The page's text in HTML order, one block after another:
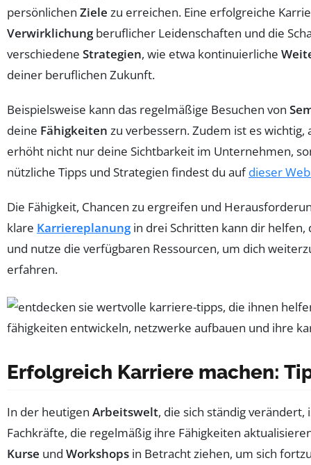
persönlichen Ziele zu erreichen. Eine erfolgreiche
Verwirklichungberuflicher Leidenschaften und die
verschiedene Strategien, wie etwa kontinuierliche
deiner beruflichen Zukunft.
Beispielsweise kann das regelmäßige Besuchen von
deine Fähigkeiten zu verbessern. Zudem ist es
erhöht nicht nur deine Sichtbarkeit im Unternehmen,
nützliche Tipps und Strategien findest du aufdieser
Die Fähigkeit, Chancen zu ergreifen und
klare Karriereplanungin drei Schritten kann dir helfen,
und nutze die verfügbaren Ressourcen, um dich
erfahren.
Erfolgreich Karriere machen:
In der heutigen Arbeitswelt, die sich ständig
Fachkräfte, die regelmäßig ihre Fähigkeiten
Kurse und Workshops in Betracht ziehen, um sich